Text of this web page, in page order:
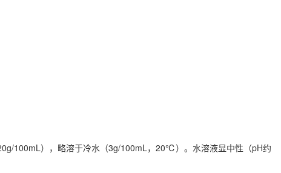
100mL），略溶于冷水（3g/100mL， 20℃）。水溶液显中性（pH约